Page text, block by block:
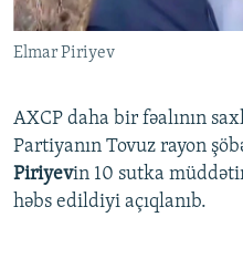
Elmar Piriyev
AXCP daha bir fəalının
Partiyanın Tovuz rayon
Piriyevin 10 sutka
həbs edildiyi açıqlanıb.